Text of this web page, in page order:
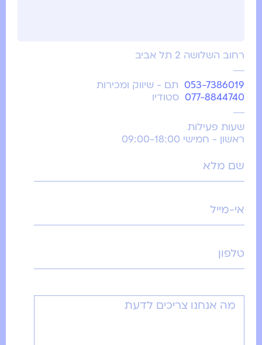
רחוב השלושה 2 תל אביב
053-7386019
תם - שיווק ומכירות
077-8844740
סטודיו
שעות פעילות
ראשון - חמישי 09:00-18:00